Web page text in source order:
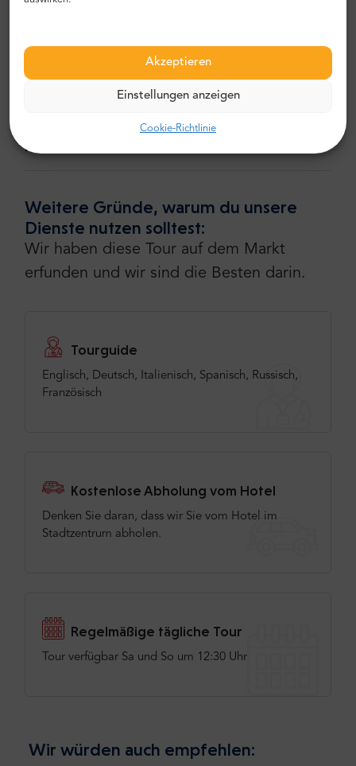
Akzeptieren
Einstellungen anzeigen
Cookie-Richtlinie
transport
Abfahrt
Weitere Gründe, warum du unsere
Dienste nutzen solltest:
Wir haben diese Tour auf dem Markt
erfunden und wir sind die Besten darin.
Tourguide
Englisch, Deutsch, Italienisch, Spanisch, Russisch,
Französisch
Kostenlose Abholung vom Hotel
Denken Sie daran, dass wir Sie vom Hotel im
Stadtzentrum abholen.
Regelmäßige tägliche Tour
Tour verfügbar Sa und So um 12:30 Uhr
Wir würden auch empfehlen: